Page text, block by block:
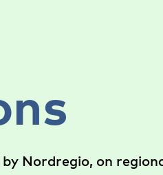
Nordregio, on